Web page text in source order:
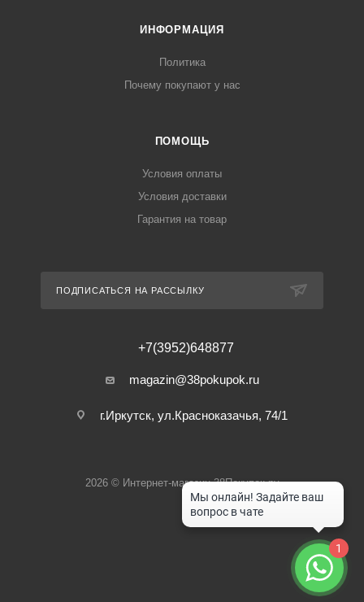
ИНФОРМАЦИЯ
Политика
Почему покупают у нас
ПОМОЩЬ
Условия оплаты
Условия доставки
Гарантия на товар
ПОДПИСАТЬСЯ НА РАССЫЛКУ
+7(3952)648877
magazin@38pokupok.ru
г.Иркутск, ул.Красноказачья, 74/1
2026 © Интернет-магазин 38Покупок.ру
1